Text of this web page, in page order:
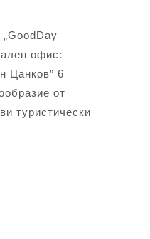
„GoodDay
офис:
Цанков” 6
от
туристически